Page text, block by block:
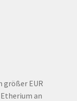
größer EUR
an